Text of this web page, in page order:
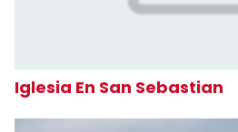
Iglesia En San Sebastian